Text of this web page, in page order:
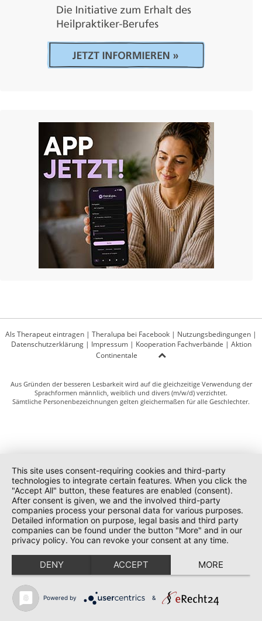
Als Therapeut eintragen | Theralupa bei Facebook | Nutzungsbedingungen |
Datenschutzerklärung| Impressum| Kooperation Fachverbände | Aktion
Continentale
Aus Gründen der besseren Lesbarkeit wird auf die gleichzeitige Verwendung der
Sprachformen männlich, weiblich und divers (m/w/d) verzichtet.
Sämtliche Personenbezeichnungen gelten gleichermaßen für alle Geschlechter.
This site uses consent-requiring cookies and third-party
technologies to integrate certain features. When you click the
"Accept All" button, these features are enabled (consent).
After consent is given, we and the involved third-party
companies process your personal data for various purposes.
Detailed information on purpose, legal basis and third party
companies can be found under the button "More" and in our
privacy policy. You can revoke your consent at any time.
DENY ACCEPT MORE
Powered by &